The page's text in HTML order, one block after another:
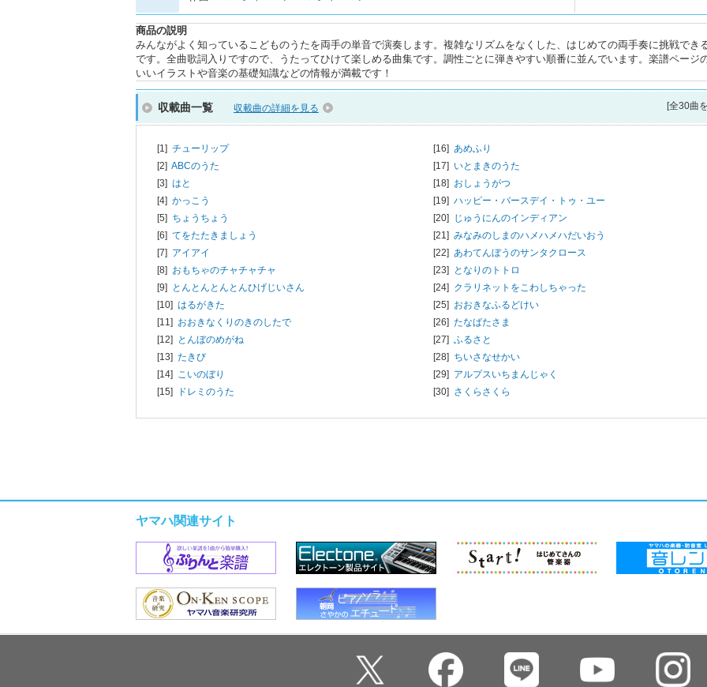
商品の説明
みんながよく知っているこどものうたを両手の単音で演奏します。複雑なリズムをなくした、はじめての両手奏に挑戦でき
です。全曲歌詞入りですので、うたってひけて楽しめる曲集です。調性ごとに弾きやすい順番に並んでいます。楽譜ページ
いいイラストや音楽の基礎知識などの情報が満載です！
収載曲一覧 収載曲の詳細を見る [全30曲
[1] チューリップ
[2] ABCのうた
[3] はと
[4] かっこう
[5] ちょうちょう
[6] てをたたきましょう
[7] アイアイ
[8] おもちゃのチャチャチャ
[9] とんとんとんとんひげじいさん
[10] はるがきた
[11] おおきなくりのきのしたで
[12] とんぼのめがね
[13] たきび
[14] こいのぼり
[15]
ドレミのうた
[16] あめふり
[17] いとまきのうた
[18] おしょうがつ
[19] ハッピー・バースデイ・トゥ・ユー
[20] じゅうにんのインディアン
[21] みなみのしまのハメハメハだいおう
[22] あわてんぼうのサンタクロース
[23] となりのトトロ
[24] クラリネットをこわしちゃった
[25] おおきなふるどけい
[26] たなばたさま
[27] ふるさと
[28] ちいさなせかい
[29] アルプスいちまんじゃく
[30] さくらさくら
ヤマハ関連サイト